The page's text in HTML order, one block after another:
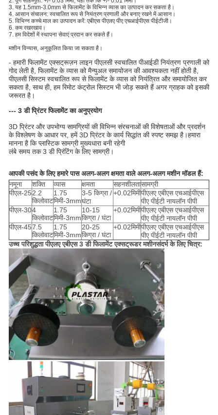
3. यह 1.5mm-3.0mm से फिलामेंट के विभिन्न व्यास का उत्पादन कर सकता है।
4. आसान संचालन: स्वचालित रूप से नियंत्रण प्रणाली और बनाए रखने में आसान।
5. विभिन्न कच्चे माल का उत्पादन करें: एबीएस पीएलए पीए एचआईपीएस पीईटीजी।
6. कम रखरखाव।
7. हम विदेशों में स्थापना सेवाएं प्रदान कर सकते हैं।
मशीन विन्यास, अनुकूलित किया जा सकता है।
- हमारी फिलामेंट एक्सट्रूज़न लाइन पीएलसी स्वचालित पीआईडी ​​नियंत्रण प्रणाली को
गोद लेती है, फिलामेंट के व्यास को मैन्युअल समायोजन की आवश्यकता नहीं होती है,
पीएलसी सिस्टम स्वचालित रूप से फिलामेंट के व्यास को नियंत्रित और समायोजित कर
सकता है, साथ ही, हम रिमोट कंट्रोल सिस्टम भी जोड़ सकते हैं अगर ग्राहक को इसकी
जरूरत है।
--- 3 डी प्रिंटर फिलामेंट का अनुप्रयोग
3D प्रिंटर और उपभोग्य सामग्रियों की विभिन्न संरचनाओं की विशेषताओं और प्रदर्शन
के विश्लेषण के आधार पर, हमें 3D प्रिंटर के कार्य सिद्धांत की स्पष्ट समझ है।हमारा
मानना ​​है कि प्लास्टिक सामग्री मुख्यधारा बनी रहेगी
लंबे समय तक 3 डी प्रिंटिंग के लिए सामग्री।
आपकी पसंद के लिए हमारे पास अलग-अलग क्षमता वाले अलग-अलग मशीन मॉडल हैं:
नमूना
शक्ति व्यास क्षमता सहनशीलतासामग्री
पीएल-252.2
किलोवाट
1.75
मिमी-3mm
3-5 किग्रा /
घंटा
+0.02मिमीपीएलए एबीएस एचआईपीएस
पीए पीईटी नायलॉन पीपी
पीएल-304
किलोवाट
1.75
मिमी-3mm
10-15
किग्रा / घंटा
+0.02मिमीपीएलए एबीएस एचआईपीएस
पीए पीईटी नायलॉन पीपी
पीएल-457.5
किलोवाट
1.75
मिमी-3mm
20-25
किग्रा / घंटा
+0.02मिमीपीएलए एबीएस एचआईपीएस
पीए पीईटी नायलॉन पीपी
उच्च परिशुद्धता पीएलए एबीएस 3 डी फिलामेंट एक्सट्रूडर मशीनसंदर्भ के लिए चित्र: